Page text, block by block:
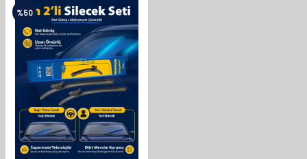
%50